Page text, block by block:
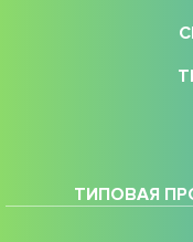
ТИПОВАЯ